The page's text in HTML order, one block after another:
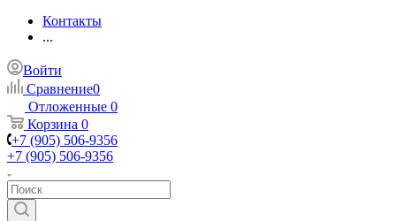
Контакты
...
Войти
Сравнение0
Отложенные 0
Корзина 0
+7 (905) 506-9356
+7 (905) 506-9356